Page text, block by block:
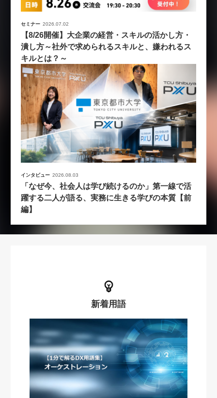
セミナー 2026.07.02
【8/26開催】大企業の経営・スキルの活かし方・
潰し方～社外で求められるスキルと、嫌われるス
キルとは？～
インタビュー 2026.08.03
「なぜ今、社会人は学び続けるのか」第一線で活
躍する二人が語る、実務に生きる学びの本質【前
編】
新着用語